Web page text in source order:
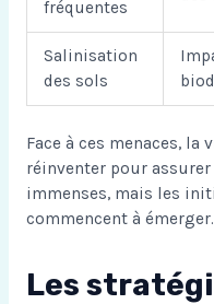
fréquentes
Salinisation
des sols
Face à ces menaces,
réinventer pour
immenses, mais les
commencent à émerger.
Les